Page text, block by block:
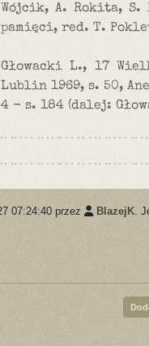
Wójcik, A. Rokita, S.
pamięci, red. T.
Głowacki L., 17
Lublin 1969, s. 50,
4 - s. 184 (dalej:
07:24:40 przez BlazejK .